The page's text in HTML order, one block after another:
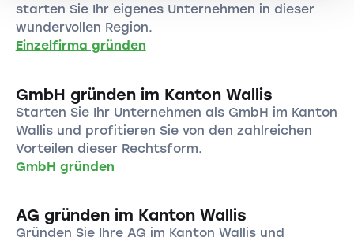
starten Sie Ihr eigenes Unternehmen in dieser
wundervollen Region.
Einzelfirma gründen
GmbH gründen im Kanton Wallis
Starten Sie Ihr Unternehmen als GmbH im Kanton
Wallis und profitieren Sie von den zahlreichen
Vorteilen dieser Rechtsform.
GmbH gründen
AG gründen im Kanton Wallis
Gründen Sie Ihre AG im Kanton Wallis und